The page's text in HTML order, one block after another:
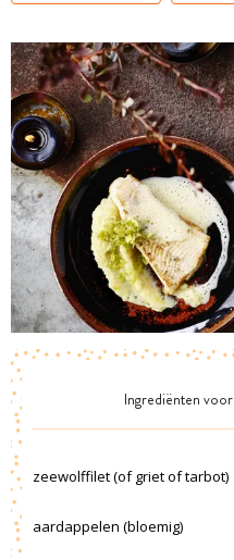
Ingrediënten voor
zeewolffilet (of griet of tarbot)
aardappelen (bloemig)